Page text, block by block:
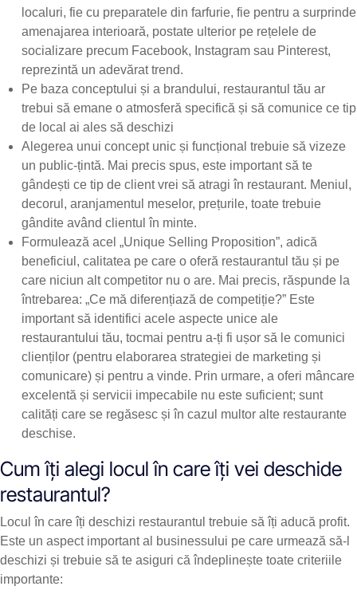
localuri, fie cu preparatele din farfurie, fie pentru a surprinde
amenajarea interioară, postate ulterior pe rețelele de
socializare precum Facebook, Instagram sau Pinterest,
reprezintă un adevărat trend.
Pe baza conceptului și a brandului, restaurantul tău ar
trebui să emane o atmosferă specifică și să comunice ce tip
de local ai ales să deschizi
Alegerea unui concept unic și funcțional trebuie să vizeze
un public-țintă. Mai precis spus, este important să te
gândești ce tip de client vrei să atragi în restaurant. Meniul,
decorul, aranjamentul meselor, prețurile, toate trebuie
gândite având clientul în minte.
Formulează acel „Unique Selling Proposition”, adică
beneficiul, calitatea pe care o oferă restaurantul tău și pe
care niciun alt competitor nu o are. Mai precis, răspunde la
întrebarea: „Ce mă diferențiază de competiție?” Este
important să identifici acele aspecte unice ale
restaurantului tău, tocmai pentru a-ți fi ușor să le comunici
clienților (pentru elaborarea strategiei de marketing și
comunicare) și pentru a vinde. Prin urmare, a oferi mâncare
excelentă și servicii impecabile nu este suficient; sunt
calități care se regăsesc și în cazul multor alte restaurante
deschise.
Cum îți alegi locul în care îți vei deschide
restaurantul?
Locul în care îți deschizi restaurantul trebuie să îți aducă profit.
Este un aspect important al businessului pe care urmează să-l
deschizi și trebuie să te asiguri că îndeplinește toate criteriile
importante: